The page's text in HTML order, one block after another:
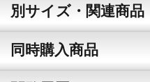
別サイズ・関連商品
同時購入商品